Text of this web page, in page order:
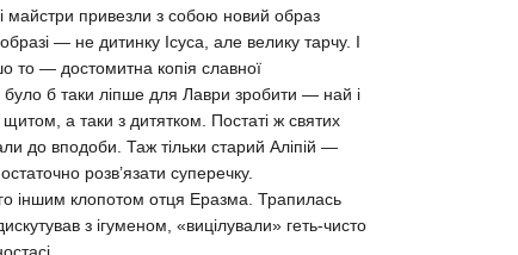
майстри привезли з собою новий образ
— не дитинку Ісуса, але велику тарчу. І
то — достомитна копія славної
б таки ліпше для Лаври зробити — най і
а таки з дитятком. Постаті ж святих
до вподоби. Таж тільки старий Аліпій —
розв’язати суперечку.
іншим клопотом отця Еразма. Трапилась
з ігуменом, «вицілували» геть-чисто